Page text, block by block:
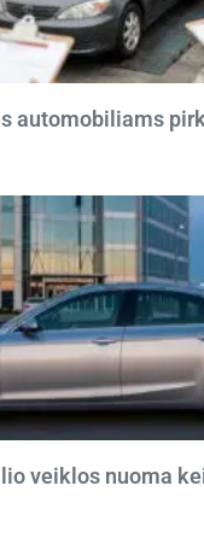
automobiliams
veiklos nuoma